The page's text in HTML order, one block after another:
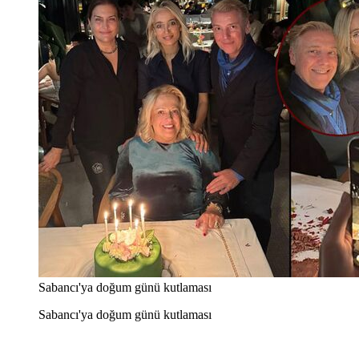
Sabancı'ya doğum günü kutlaması
Sabancı'ya doğum günü kutlaması